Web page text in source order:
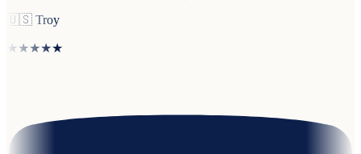
🇺🇸 Troy
★★★★★